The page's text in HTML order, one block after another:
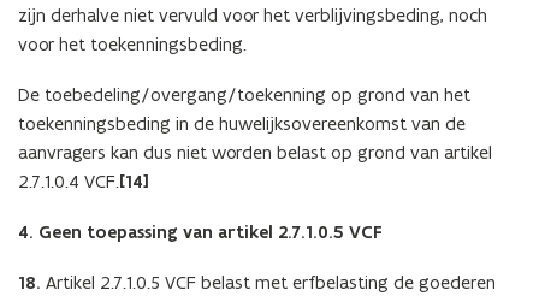
zijn derhalve niet vervuld voor het verblijvingsbeding, noch
voor het toekenningsbeding.
De toebedeling/overgang/toekenning op grond van het
toekenningsbeding in de huwelijksovereenkomst van de
aanvragers kan dus niet worden belast op grond van artikel
2.7.1.0.4 VCF.[14]
4. Geen toepassing van artikel 2.7.1.0.5 VCF
18. Artikel 2.7.1.0.5 VCF belast met erfbelasting de goederen